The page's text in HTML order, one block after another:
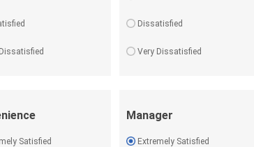
Dissatisfied
Very Dissatisfied
Satisfied
Manager
Extremely Satisfied